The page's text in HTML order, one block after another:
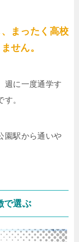
まったく高校
せん。
週に一度通学す
。
園駅から通いや
で選ぶ